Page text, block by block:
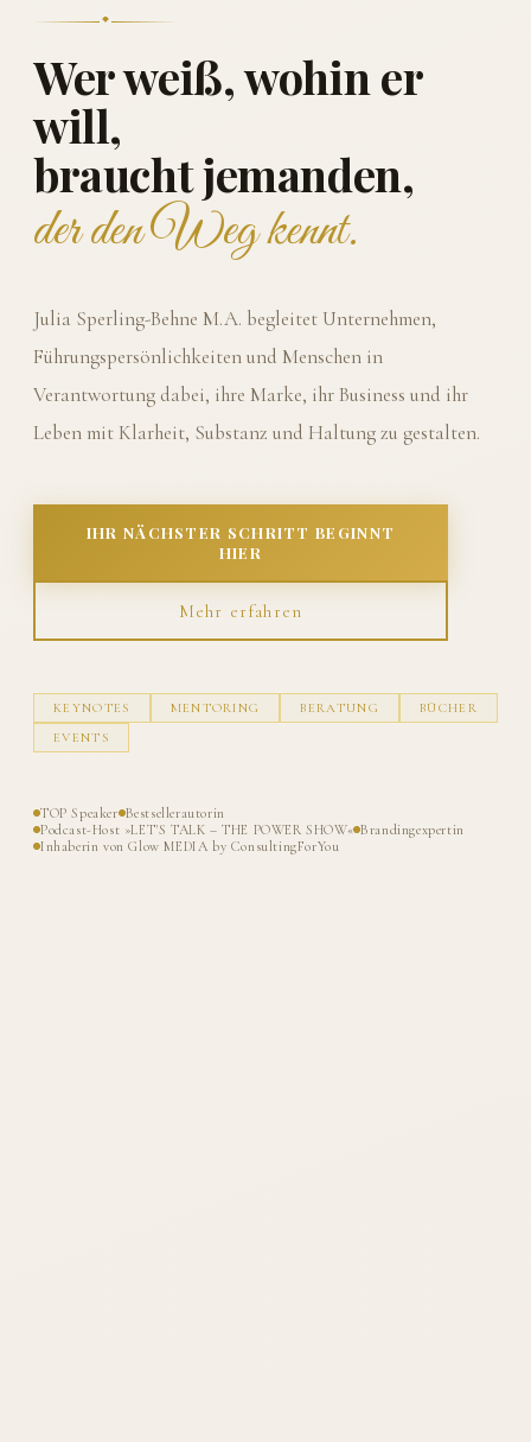
Wer weiß, wohin er
will,
braucht jemanden,
der den Weg kennt.
Julia Sperling-Behne M.A. begleitet Unternehmen,
Führungspersönlichkeiten und Menschen in
Verantwortung dabei, ihre Marke, ihr Business und ihr
Leben mit Klarheit, Substanz und Haltung zu gestalten.
IHR NÄCHSTER SCHRITT BEGINNT
HIER
Mehr erfahren
KEYNOTES MENTORING BERATUNG
BÜCHER
EVENTS
TOP Speaker Bestsellerautorin
Podcast-Host »LET'S TALK – THE POWER SHOW« Brandingexpertin
Inhaberin von Glow MEDIA by ConsultingForYou